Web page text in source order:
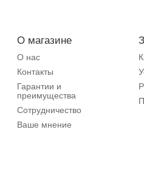
О магазине
О нас
Контакты
Гарантии и
преимущества
Сотрудничество
Ваше мнение